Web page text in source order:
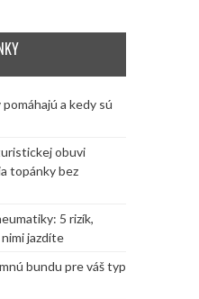
a kedy sú
obuvi
topánky bez
5 rizík,
jazdíte
bundu pre váš typ